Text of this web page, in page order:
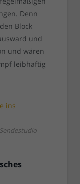
Denn
Block
und
und wären
leibhaftig